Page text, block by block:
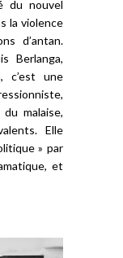
du nouvel
la violence
d’antan.
Berlanga,
c’est une
malaise,
Elle
» par
et